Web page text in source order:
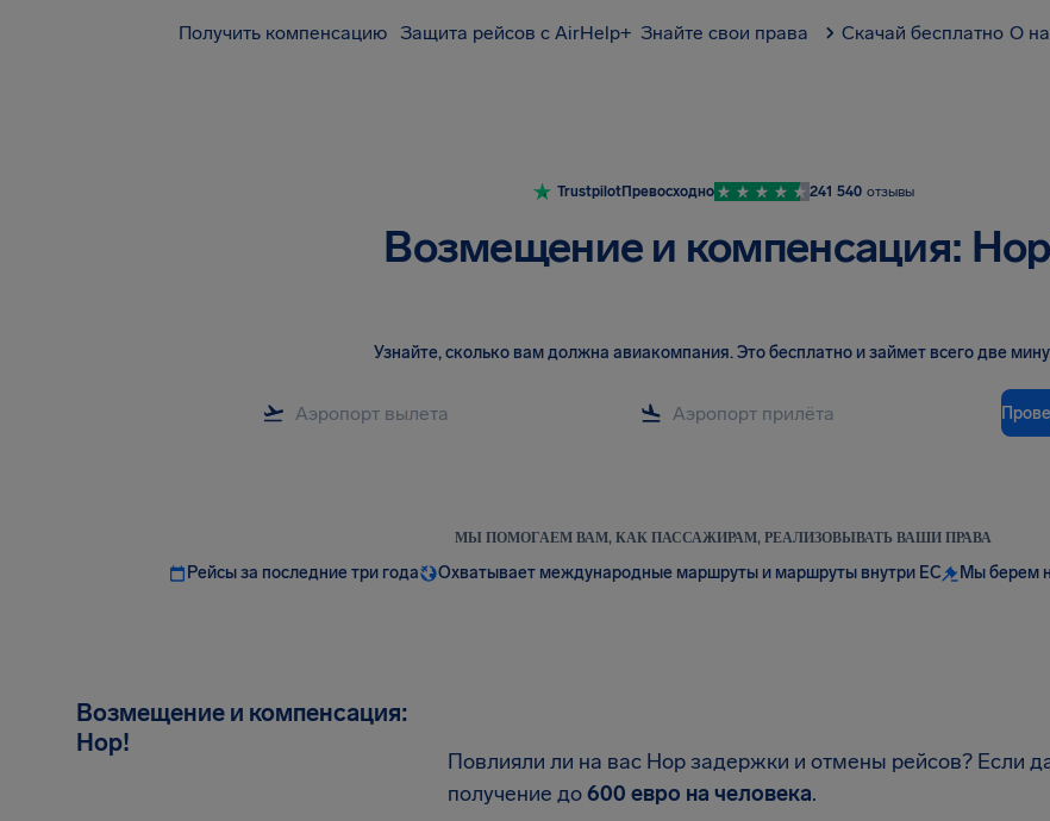
Получить компенсацию Защита рейсов с AirHelp+ Знайте свои права Скачай бесплатно О
TrustpilotПревосходно 241 540 отзывы
Возмещение и компенсация:
Узнайте, сколько вам должна авиакомпания.Это бесплатно и займет всего две
МЫ ПОМОГАЕМ ВАМ, КАК ПАССАЖИРАМ, РЕАЛИЗОВЫВАТЬ ВАШИ ПРАВА
Рейсы за последние три года Охватывает международные маршруты и маршруты внутри ЕС Мы берем
Возмещение и компенсация:
Hop!
Повлияли ли на вас Hop задержки и отмены рейсов? Если
получение до600 евро на человека.